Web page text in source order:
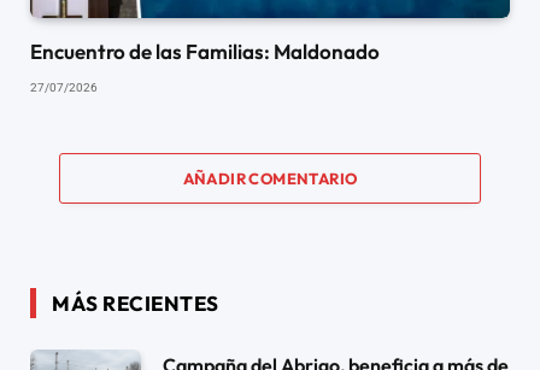
Encuentro de las Familias: Maldonado
27/07/2026
AÑADIR COMENTARIO
MÁS RECIENTES